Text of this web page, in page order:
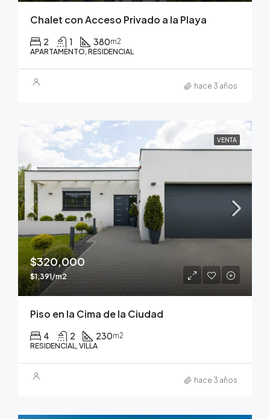
Chalet con Acceso Privado a la Playa
2 1 380m2
APARTAMENTO, RESIDENCIAL
hace 3 años
VENTA
$320,000
$1,391/m2
Piso en la Cima de la Ciudad
4 2 230m2
RESIDENCIAL, VILLA
hace 3 años